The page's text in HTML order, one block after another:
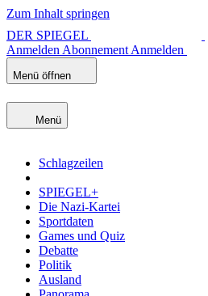
Zum Inhalt springen
DER SPIEGEL
Anmelden Abonnement Anmelden
Menü öffnen
Menü
Schlagzeilen
SPIEGEL+
Die Nazi-Kartei
Sportdaten
Games und Quiz
Debatte
Politik
Ausland